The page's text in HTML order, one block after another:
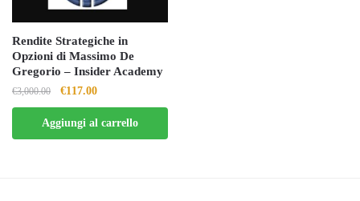
Rendite Strategiche in
Opzioni di Massimo De
Gregorio – Insider Academy
€3,000.00
Il
prezzo
originale
era:
€117.00Il
prezzo
attuale
è:
Aggiungi al carrello